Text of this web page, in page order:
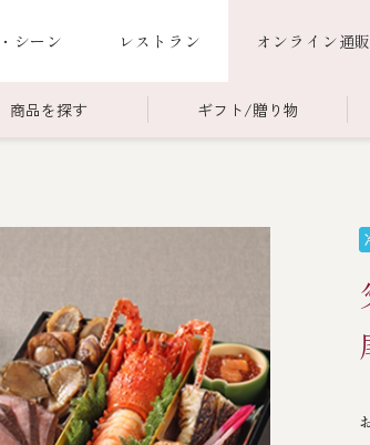
シーン レストラン オンライン通販
商品を探す
ごちそう重 お食
海鮮ＢＢＱ
お味噌汁
ギフト/贈り物